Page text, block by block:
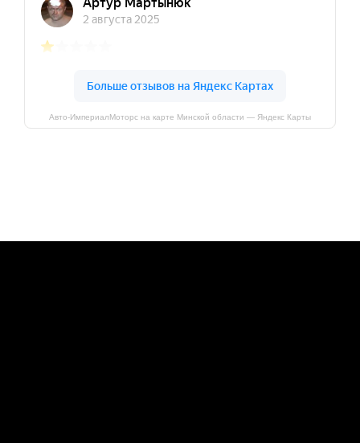
Авто-ИмпериалМоторс на карте Минской области — Яндекс Карты